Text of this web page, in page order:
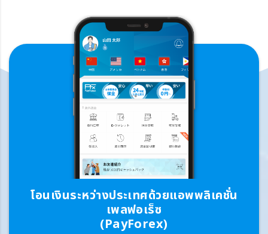
โอนเงินระหว่างประเทศด้วยแอพพลิเคชั่น
เพลฟอเร็ซ
(PayForex)